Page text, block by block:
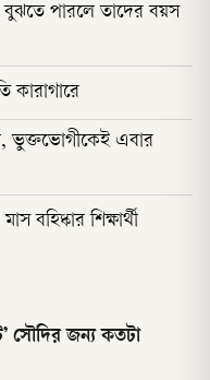
পারলে তাদের বয়স
কারাগারে
ভুক্তভোগীকেই এবার
বহিষ্কার শিক্ষার্থী
সৌদির জন্য কতটা